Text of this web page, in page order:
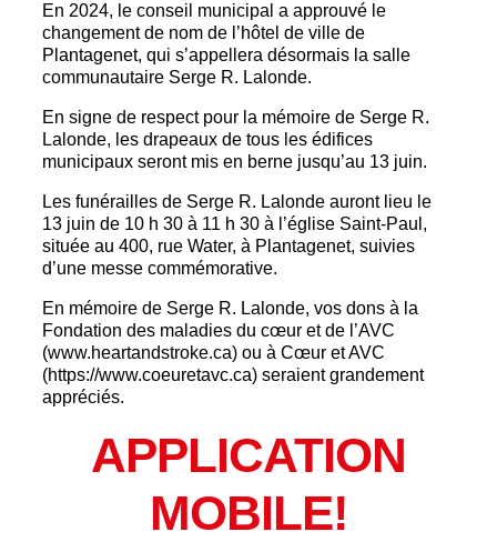
En 2024, le conseil municipal a approuvé le
changement de nom de l’hôtel de ville de
Plantagenet, qui s’appellera désormais la salle
communautaire Serge R. Lalonde.
En signe de respect pour la mémoire de Serge R.
Lalonde, les drapeaux de tous les édifices
municipaux seront mis en berne jusqu’au 13 juin.
Les funérailles de Serge R. Lalonde auront lieu le
13 juin de 10 h 30 à 11 h 30 à l’église Saint-Paul,
située au 400, rue Water, à Plantagenet, suivies
d’une messe commémorative.
En mémoire de Serge R. Lalonde, vos dons à la
Fondation des maladies du cœur et de l’AVC
(www.heartandstroke.ca) ou à Cœur et AVC
(https://www.coeuretavc.ca) seraient grandement
appréciés.
APPLICATION
MOBILE!